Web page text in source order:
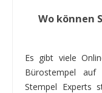
Wo können
Es gibt viele
Bürostempel
Stempel Experts